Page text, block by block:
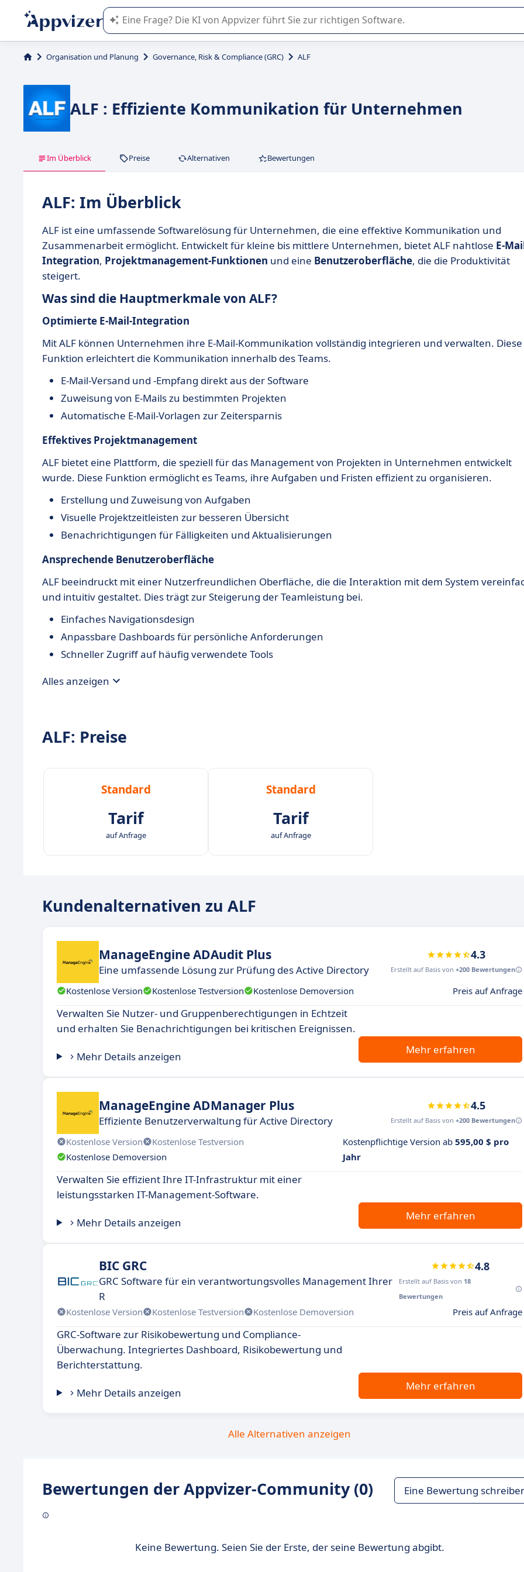
Die KI von Appvizer führt Sie bei der Nutzung oder Auswahl von SaaS-Software in Unternehmen.
Organisation und Planung Governance, Risk & Compliance (GRC) ALF
ALF : Effiziente Kommunikation für Unternehmen
Im Überblick Preise Alternativen Bewertungen
ALF: Im Überblick
ALF ist eine umfassende Softwarelösung für Unternehmen, die eine effektive Kommunikation und
Zusammenarbeit ermöglicht. Entwickelt für kleine bis mittlere Unternehmen, bietet ALF nahtlose E-
Integration, Projektmanagement-Funktionen und eine Benutzeroberfläche, die die Produktivität
steigert.
Was sind die Hauptmerkmale von ALF?
Optimierte E-Mail-Integration
Mit ALF können Unternehmen ihre E-Mail-Kommunikation vollständig integrieren und verwalten. Diese
Funktion erleichtert die Kommunikation innerhalb des Teams.
E-Mail-Versand und -Empfang direkt aus der Software
Zuweisung von E-Mails zu bestimmten Projekten
Automatische E-Mail-Vorlagen zur Zeitersparnis
Effektives Projektmanagement
ALF bietet eine Plattform, die speziell für das Management von Projekten in Unternehmen entwickelt
wurde. Diese Funktion ermöglicht es Teams, ihre Aufgaben und Fristen effizient zu organisieren.
Erstellung und Zuweisung von Aufgaben
Visuelle Projektzeitleisten zur besseren Übersicht
Benachrichtigungen für Fälligkeiten und Aktualisierungen
Ansprechende Benutzeroberfläche
ALF beeindruckt mit einer Nutzerfreundlichen Oberfläche, die die Interaktion mit dem System
und intuitiv gestaltet. Dies trägt zur Steigerung der Teamleistung bei.
Einfaches Navigationsdesign
Anpassbare Dashboards für persönliche Anforderungen
Schneller Zugriff auf häufig verwendete Tools
Alles anzeigen
ALF: Preise
Standard
Tarif
auf Anfrage
Standard
Tarif
auf Anfrage
Kundenalternativen zu ALF
ManageEngine ADAudit Plus
Eine umfassende Lösung zur Prüfung des Active Directory
4.3
Erstellt auf Basis von +200 Bewertungen
Kostenlose Version Kostenlose Testversion Kostenlose Demoversion Preis auf Anfrage
Verwalten Sie Nutzer- und Gruppenberechtigungen in Echtzeit
und erhalten Sie Benachrichtigungen bei kritischen Ereignissen.
Mehr Details anzeigen
Mehr erfahren
ManageEngine ADManager Plus
Effiziente Benutzerverwaltung für Active Directory
4.5
Erstellt auf Basis von +200 Bewertungen
Kostenlose Version
Kostenlose Testversion
Kostenlose Demoversion
Kostenpflichtige Version ab 595,00 $ pro
Jahr
Verwalten Sie effizient Ihre IT-Infrastruktur mit einer
leistungsstarken IT-Management-Software.
Mehr Details anzeigen
Mehr erfahren
BIC GRC
GRC Software für ein verantwortungsvolles Management Ihrer
R
4.8
Erstellt auf Basis von 18
Bewertungen
Kostenlose Version Kostenlose Testversion Kostenlose Demoversion Preis auf Anfrage
GRC-Software zur Risikobewertung und Compliance-
Überwachung. Integriertes Dashboard, Risikobewertung und
Berichterstattung.
Mehr Details anzeigen
Mehr erfahren
Alle Alternativen anzeigen
Bewertungen der Appvizer-Community (0) Eine Bewertung
Keine Bewertung. Seien Sie der Erste, der seine Bewertung abgibt.